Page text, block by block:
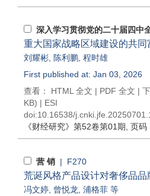
深入学习贯彻党的二十届四中
重大国家战略区域建设的共同
刘耀彬 陈利鹏 程时雄
First published at: Jan 03, 2026
查看： HTML 全文 | PDF 全文 |
KB) | ESI
doi:10.16538/
《财经研究》 第52卷第01期 , 页
营 销 | F270
荒诞风格产品设计对奢侈品品
冯文婷 曾悦龙 浦格菲 等